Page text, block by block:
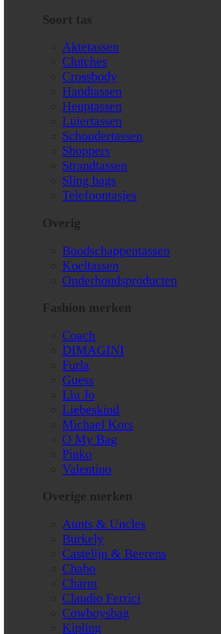
Soort tas
Aktetassen
Clutches
Crossbody
Handtassen
Heuptassen
Luiertassen
Schoudertassen
Shoppers
Strandtassen
Sling bags
Telefoontasjes
Overig
Boodschappentassen
Koeltassen
Onderhoudsproducten
Fashion merken
Coach
DIMAGINI
Furla
Guess
Liu Jo
Liebeskind
Michael Kors
O My Bag
Pinko
Valentino
Overige merken
Aunts & Uncles
Burkely
Castelijn & Beerens
Chabo
Charm
Claudio Ferrici
Cowboysbag
Kipling